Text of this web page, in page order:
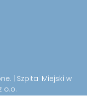
| Szpital Miejski w
o.o.